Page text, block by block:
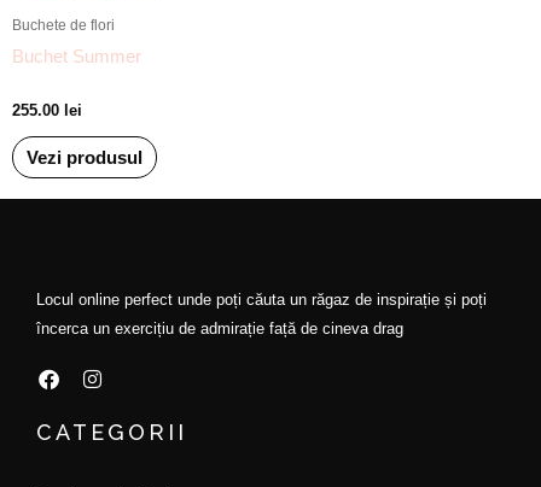
Buchete de flori
Buchet Summer
255.00 lei
Vezi produsul
Locul online perfect unde poți căuta un răgaz de inspirație și poți
încerca un exercițiu de admirație față de cineva drag
a
c
n
s
CATEGORII